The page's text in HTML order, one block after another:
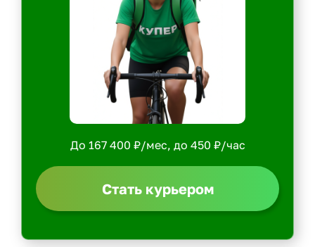
До 167 400 ₽/мес, до 450 ₽/час
Стать курьером